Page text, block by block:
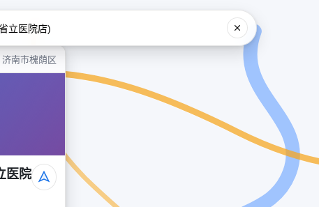
济南市槐荫区
医院